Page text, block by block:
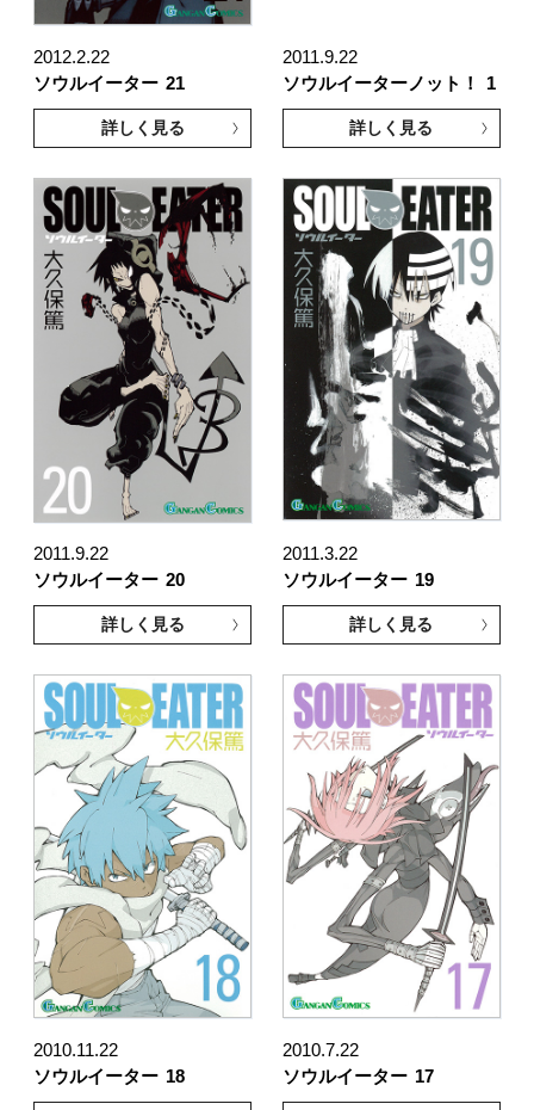
2012.2.22
ソウルイーター 21
詳しく見る
2011.9.22
ソウルイーターノット！
1
詳しく見る
2011.9.22
ソウルイーター 20
詳しく見る
2011.3.22
ソウルイーター 19
詳しく見る
2010.11.22
ソウルイーター 18
2010.7.22
ソウルイーター 17